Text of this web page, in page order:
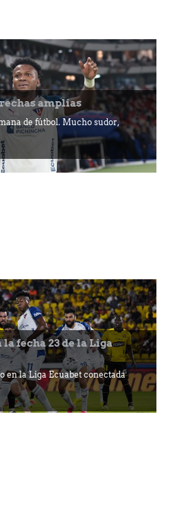
amplias
de fútbol. Mucho sudor,
fecha 23 de la Liga
en la Liga Ecuabet conectada